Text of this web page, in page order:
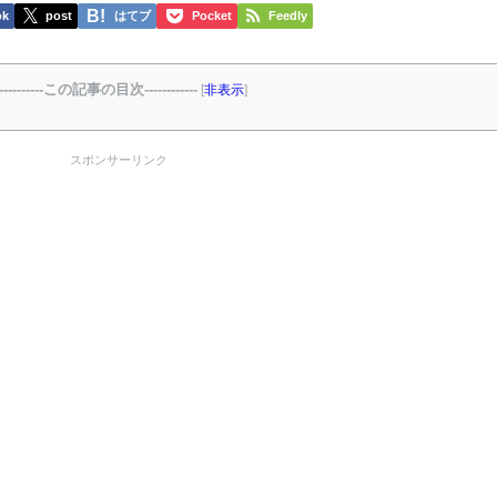
post はてブ Pocket Feedly
この記事の目次------------ 非表示]
スポンサーリンク